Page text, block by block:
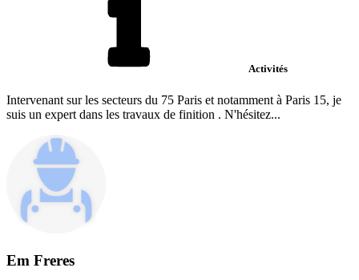
Activités
Intervenant sur les secteurs du 75 Paris et notamment à Paris 15, je
suis un expert dans les travaux de finition . N'hésitez...
Em Freres